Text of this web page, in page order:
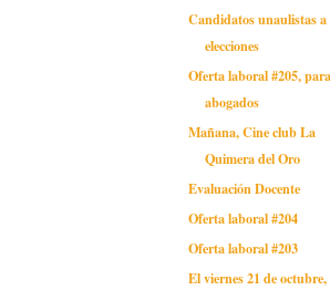
Candidatos unaulistas a
elecciones
Oferta laboral #205, para
abogados
Mañana, Cine club La
Quimera del Oro
Evaluación Docente
Oferta laboral #204
Oferta laboral #203
El viernes 21 de octubre,